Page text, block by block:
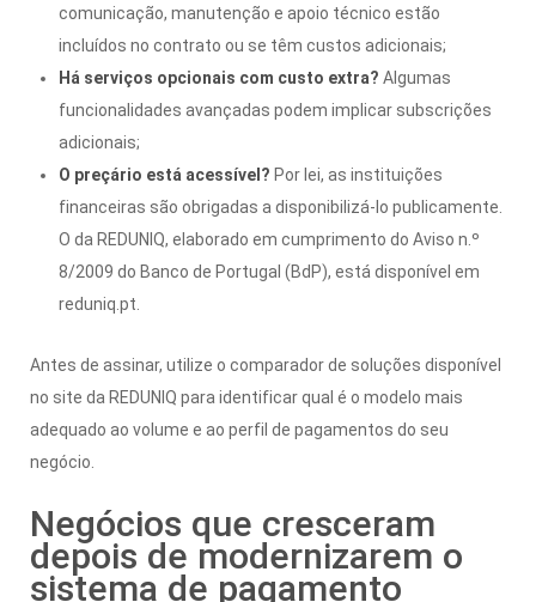
comunicação, manutenção e apoio técnico estão
incluídos no contrato ou se têm custos adicionais;
Há serviços opcionais com custo extra? Algumas
funcionalidades avançadas podem implicar subscrições
adicionais;
O preçário está acessível? Por lei, as instituições
financeiras são obrigadas a disponibilizá-lo publicamente.
O da REDUNIQ, elaborado em cumprimento do Aviso n.º
8/2009 do Banco de Portugal (BdP), está disponível em
reduniq.pt.
Antes de assinar, utilize o comparador de soluções disponível
no site da REDUNIQ para identificar qual é o modelo mais
adequado ao volume e ao perfil de pagamentos do seu
negócio.
Negócios que cresceram
depois de modernizarem o
sistema de pagamento